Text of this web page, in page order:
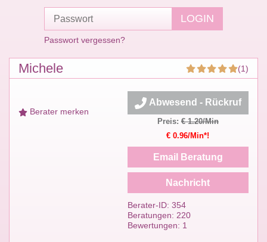
Passwort vergessen?
Michele (1)
Berater merken
Abwesend - Rückruf
Preis:€ 1.20/Min
€ 0.96/Min*!
Email Beratung
Nachricht
Berater-ID: 354
Beratungen: 220
Bewertungen: 1